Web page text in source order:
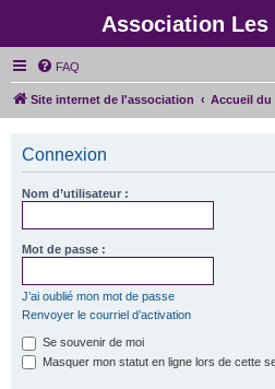
Association Les
FAQ
Site internet de l'association Accueil du
Connexion
Nom d’utilisateur :
Mot de passe :
J’ai oublié mon mot de passe
Renvoyer le courriel d’activation
Se souvenir de moi
Masquer mon statut en ligne lors de cette